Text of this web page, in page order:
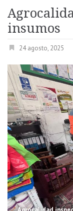
insumos
24 agosto, 2025